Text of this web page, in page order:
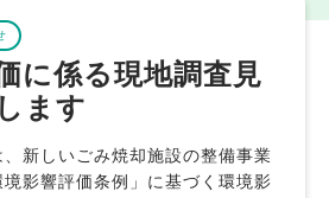
に係る現地調査見
ます
新しいごみ焼却施設の整備事業
影響評価条例」に基づく環境影